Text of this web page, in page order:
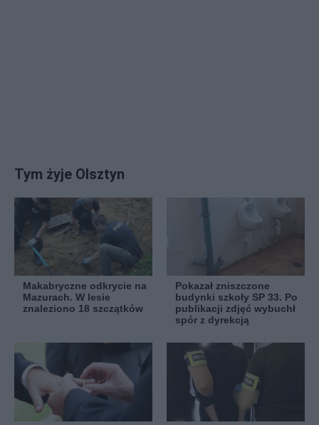
Tym żyje Olsztyn
Makabryczne odkrycie na
Mazurach. W lesie
znaleziono 18 szczątków
Pokazał zniszczone
budynki szkoły SP 33. Po
publikacji zdjęć wybuchł
spór z dyrekcją